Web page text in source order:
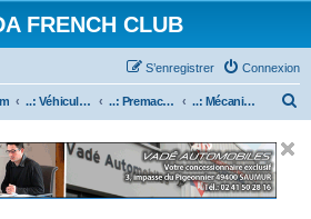
FRENCH CLUB
Connexion
S’enregistrer
..: Véhicules Mazda ancien (<2003) :.. ..: Premacy :.. ..: Mécanique (Prm) :..